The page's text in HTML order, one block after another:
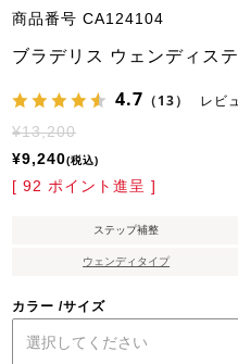
商品番号 CA124104
ブラデリス ウェンディス
4.7 （13） レビ
¥13,200
¥9,240 税込
[ 92 ポイント進呈 ]
ステップ補整
ウェンディタイプ
カラー サイズ